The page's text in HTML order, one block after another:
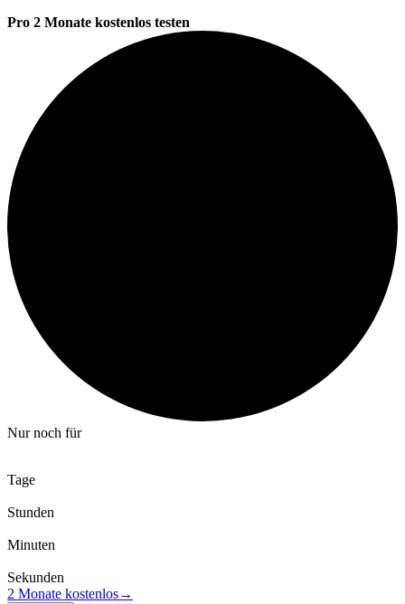
Pro 2 Monate kostenlos testen
Nur noch für
Tage
Stunden
Minuten
Sekunden
2 Monate kostenlos→